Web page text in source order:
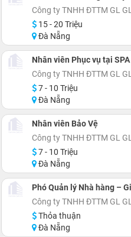
Công ty TNHH ĐTTM GL
15 - 20 Triệu
Đà Nẵng
Nhân viên Phục vụ tại SPA
Công ty TNHH ĐTTM GL
7 - 10 Triệu
Đà Nẵng
Nhân viên Bảo Vệ
Công ty TNHH ĐTTM GL
7 - 10 Triệu
Đà Nẵng
Phó Quản lý Nhà hàng –
Công ty TNHH ĐTTM GL
Thỏa thuận
Đà Nẵng